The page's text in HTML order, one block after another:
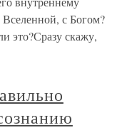
с Богом?
это?Сразу скажу,